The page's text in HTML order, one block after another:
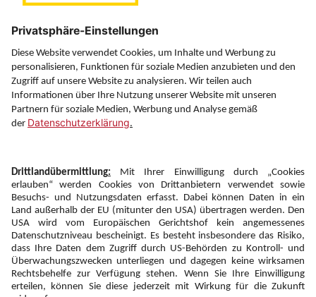
Über uns
Service
Information
Folgen Sie uns auf
Newsletter:
Anmelden